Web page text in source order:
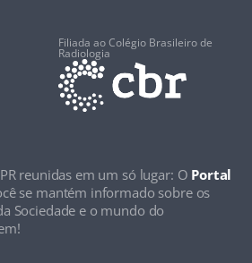
Filiada ao Colégio Brasileiro de
Radiologia
reunidas em um só lugar: O Portal
se mantém informado sobre os
Sociedade e o mundo do